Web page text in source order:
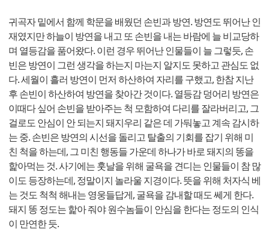
귀곡자 밑에서 함께 학문을 배웠던 손빈과 방연. 방연도 뛰어난 인
재였지만 하늘이 방연을 내고 또 손빈을 내는 바람에 늘 비교당하
며 열등감을 품어왔다. 이런 경우 뛰어난 인물들이 늘 그렇듯, 손
빈은 방연이 그런 생각을 하는지 마는지 알지도 못하고 관심도 없
다. 세월이 흘러 방연이 먼저 하산하여 자리를 구했고, 한참 지난
후 손빈이 하산하여 방연을 찾아간 것이다. 열등감 덩어리 방연은
이때다 싶어 손빈을 받아주는 척 모함하여 다리를 잘라버리고, 그
걸로도 안심이 안 되는지 돼지우리 같은 데 가둬놓고 계속 감시하
는 중. 손빈은 방연의 시선을 돌리고 탈출의 기회를 잡기 위해 미
친 척을 하는데, 그 미친 행동들 가운데 하나가 바로 돼지의 똥을
핥아먹는 것. 사기에는 훗날을 위해 굴욕을 견디는 인물들이 참 많
이도 등장하는데, 정말이지 놀라울 지경이다. 뜻을 위해 처자식 베
는 것도 척척 해내는 영웅들답게, 굴욕을 감내할 때도 쎄게 한다.
돼지 똥 정도는 핥아 줘야 원수놈들이 안심을 한다는 정도의 인식
이 만연한 듯.